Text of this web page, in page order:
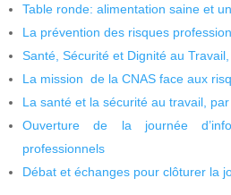
Table ronde: alimentation saine et
La prévention des risques
Santé, Sécurité et Dignité au
La mission de la CNAS face aux
La santé et la sécurité au travail,
Ouverture de la journée
professionnels
Débat et échanges pour clôturer la